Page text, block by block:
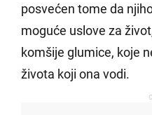
posvećen tome da
moguće uslove za
komšije glumice, koje
života koji ona vodi.